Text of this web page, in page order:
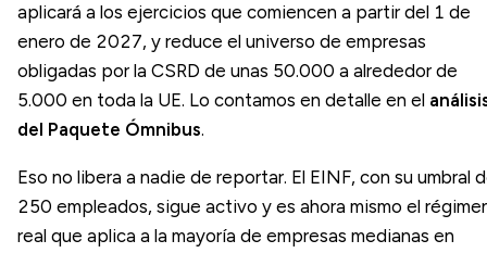
aplicará a los ejercicios que comiencen a partir del 1 de
enero de 2027, y reduce el universo de empresas
obligadas por la CSRD de unas 50.000 a alrededor de
5.000 en toda la UE. Lo contamos en detalle en el
del Paquete Ómnibus.
Eso no libera a nadie de reportar. El EINF, con su umbral
250 empleados, sigue activo y es ahora mismo el
real que aplica a la mayoría de empresas medianas en